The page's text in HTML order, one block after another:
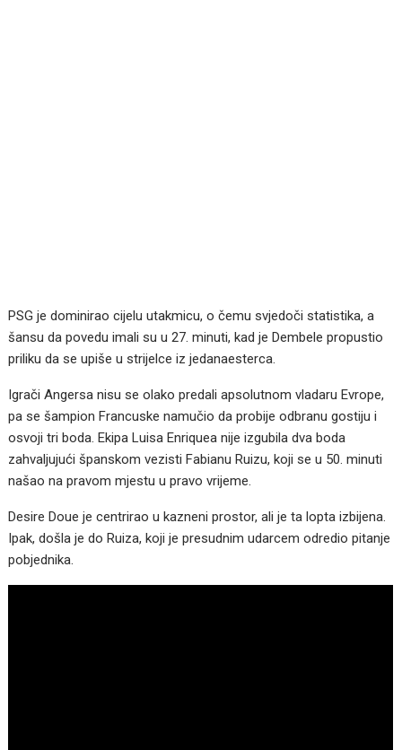
PSG je dominirao cijelu utakmicu, o čemu svjedoči statistika, a
šansu da povedu imali su u 27. minuti, kad je Dembele propustio
priliku da se upiše u strijelce iz jedanaesterca.
Igrači Angersa nisu se olako predali apsolutnom vladaru Evrope,
pa se šampion Francuske namučio da probije odbranu gostiju i
osvoji tri boda. Ekipa Luisa Enriquea nije izgubila dva boda
zahvaljujući španskom vezisti Fabianu Ruizu, koji se u 50. minuti
našao na pravom mjestu u pravo vrijeme.
Desire Doue je centrirao u kazneni prostor, ali je ta lopta izbijena.
Ipak, došla je do Ruiza, koji je presudnim udarcem odredio pitanje
pobjednika.